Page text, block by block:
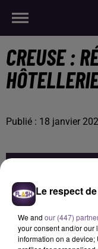
CREUSE :
Publié : 18 janvier
Le respect
We and our (447)
your consent and/or our
information on a